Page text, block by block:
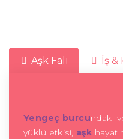
Aşk Falı İş &
Yengeç burcundaki
yüklü etkisi, aşk